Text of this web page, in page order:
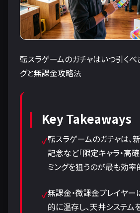
転スラゲームのガチャはいつ引くべ
グと無課金攻略法
Key Takeaways
転スラゲームのガチャは、
記念など「限定キャラ・高
ミングを狙うのが最も効率
無課金・微課金プレイヤ
的に温存し、天井システ